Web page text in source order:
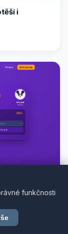
i
1 online a
funkčnosti